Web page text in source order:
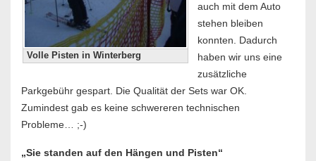
Volle Pisten in Winterberg
auch mit dem Auto
stehen bleiben
konnten. Dadurch
haben wir uns eine
zusätzliche
Parkgebühr gespart. Die Qualität der Sets war OK.
Zumindest gab es keine schwereren technischen
Probleme… ;-)
„Sie standen auf den Hängen und Pisten“